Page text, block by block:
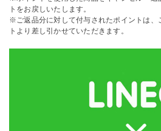
トをお戻しいたします。
※ご返品分に対して付与されたポイントは、
トより差し引かせていただきます。